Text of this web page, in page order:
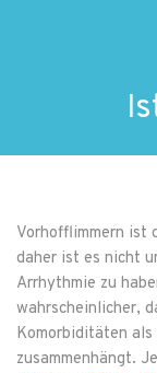
Vorhofflimmern ist
daher ist es nicht
Arrhythmie zu
wahrscheinlicher,
Komorbiditäten
zusammenhängt.